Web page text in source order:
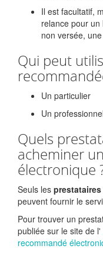
Il est facultatif,
relance pour
non versée,
Qui peut
Un particulier
Un
Quels
acheminer
électronique
Seuls les
peuvent fournir le
Pour trouver un
publiée sur le site de l'
recommandé